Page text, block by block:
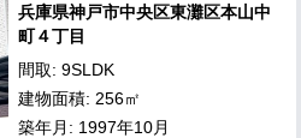
兵庫県神戸市中央区東灘区本山中
町４丁目
間取: 9SLDK
建物面積: 256㎡
築年月: 1997年10月